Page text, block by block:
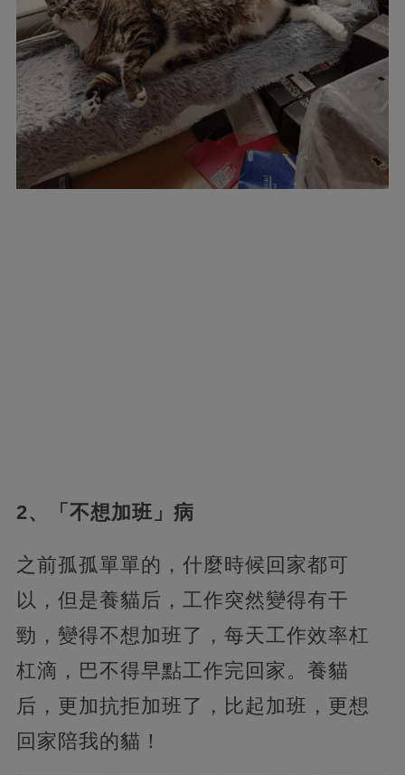
2、「不想加班」病
之前孤孤單單的，什麼時候回家都可
以，但是養貓后，工作突然變得有干
勁，變得不想加班了，每天工作效率杠
杠滴，巴不得早點工作完回家。養貓
后，更加抗拒加班了，比起加班，更想
回家陪我的貓！